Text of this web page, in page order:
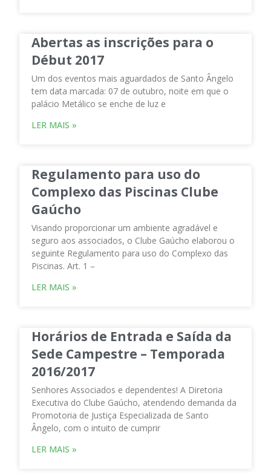
Abertas as inscrições para o
Début 2017
Um dos eventos mais aguardados de Santo Ângelo
tem data marcada: 07 de outubro, noite em que o
palácio Metálico se enche de luz e
LER MAIS »
Regulamento para uso do
Complexo das Piscinas Clube
Gaúcho
Visando proporcionar um ambiente agradável e
seguro aos associados, o Clube Gaúcho elaborou o
seguinte Regulamento para uso do Complexo das
Piscinas. Art. 1 –
LER MAIS »
Horários de Entrada e Saída da
Sede Campestre – Temporada
2016/2017
Senhores Associados e dependentes! A Diretoria
Executiva do Clube Gaúcho, atendendo demanda da
Promotoria de Justiça Especializada de Santo
Ângelo, com o intuito de cumprir
LER MAIS »